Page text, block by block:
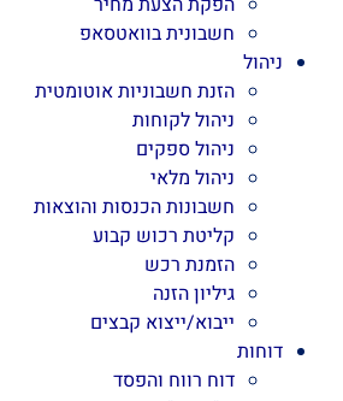
חשבונית בוואטסאפ
ניהול
הזנת חשבוניות אוטומטית
ניהול לקוחות
ניהול ספקים
ניהול מלאי
חשבונות הכנסות והוצאות
קליטת רכוש קבוע
הזמנת רכש
גיליון הזנה
ייבוא/ייצוא קבצים
דוחות
דוח רווח והפסד